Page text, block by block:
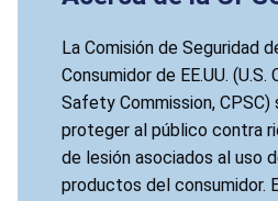
La Comisión de Seguridad
Consumidor de EE.UU.
Safety Commission, CPSC)
proteger al público contra
de lesión asociados al uso
productos del consumidor.